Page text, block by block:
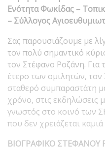
Ενότητα Φωκίδας –
– Σύλλογος
Σας παρουσιάζουμε με
τον πολύ σημαντικό
τον Στέφανο Ροζάνη. Για
έτερο των ομιλητών,
σταθερό συμπαραστάτη
χρόνο, στις εκδηλώσεις
γνωστός στο κοινό των
που δεν χρειάζεται
ΒΙΟΓΡΑΦΙΚΟ ΣΤΕΦΑΝΟΥ